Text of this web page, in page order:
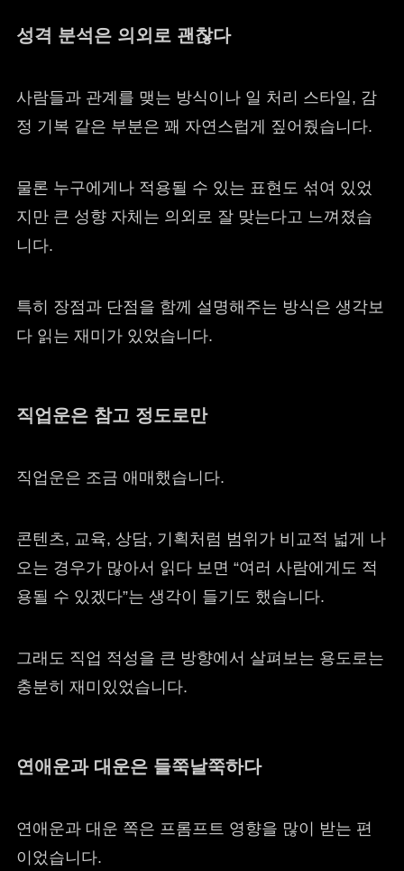
성격 분석은 의외로 괜찮다
사람들과 관계를 맺는 방식이나 일 처리 스타일, 감
정 기복 같은 부분은 꽤 자연스럽게 짚어줬습니다.
물론 누구에게나 적용될 수 있는 표현도 섞여 있었
지만 큰 성향 자체는 의외로 잘 맞는다고 느껴졌습
니다.
특히 장점과 단점을 함께 설명해주는 방식은 생각보
다 읽는 재미가 있었습니다.
직업운은 참고 정도로만
직업운은 조금 애매했습니다.
콘텐츠, 교육, 상담, 기획처럼 범위가 비교적 넓게 나
오는 경우가 많아서 읽다 보면 “여러 사람에게도 적
용될 수 있겠다”는 생각이 들기도 했습니다.
그래도 직업 적성을 큰 방향에서 살펴보는 용도로는
충분히 재미있었습니다.
연애운과 대운은 들쭉날쭉하다
연애운과 대운 쪽은 프롬프트 영향을 많이 받는 편
이었습니다.